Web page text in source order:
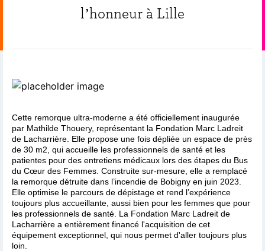
l’honneur à Lille
Cette remorque ultra-moderne a été officiellement inaugurée
par Mathilde Thouery, représentant la Fondation Marc Ladreit
de Lacharrière. Elle propose une fois dépliée un espace de près
de 30 m2, qui accueille les professionnels de santé et les
patientes pour des entretiens médicaux lors des étapes du Bus
du Cœur des Femmes. Construite sur-mesure, elle a remplacé
la remorque détruite dans l’incendie de Bobigny en juin 2023.
Elle optimise le parcours de dépistage et rend l’expérience
toujours plus accueillante, aussi bien pour les femmes que pour
les professionnels de santé. La Fondation Marc Ladreit de
Lacharrière a entièrement financé l'acquisition de cet
équipement exceptionnel, qui nous permet d'aller toujours plus
loin.